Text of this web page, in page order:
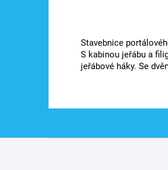
Stavebnice
S kabinou jeřábu a
jeřábové háky. Se